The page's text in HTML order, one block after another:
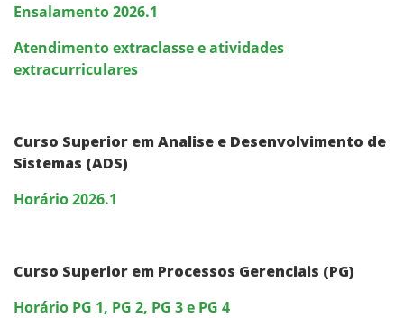
Ensalamento 2026.1
Atendimento extraclasse e atividades
extracurriculares
Curso Superior em Analise e Desenvolvimento de
Sistemas (ADS)
Horário 2026.1
Curso Superior em Processos Gerenciais (PG)
Horário PG 1, PG 2, PG 3 e PG 4